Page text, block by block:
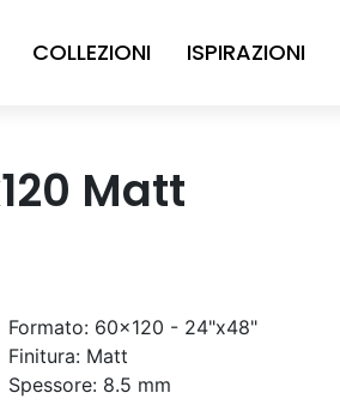
COLLEZIONI ISPIRAZIONI
Matt
Formato: 60x120 - 24"x48"
Finitura: Matt
Spessore: 8.5 mm